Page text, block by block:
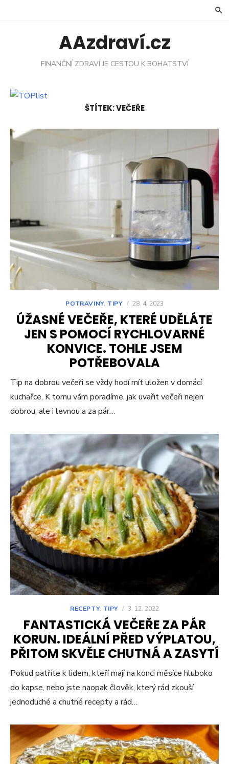
AAzdraví.cz
FINANČNÍ ZDRAVÍ JE CESTOU K BOHATSTVÍ
ŠTÍTEK:VEČEŘE
POTRAVINY, TIPY / 28. 4. 2023
ÚŽASNÉ VEČEŘE, KTERÉ UDĚLÁTE
JEN S POMOCÍ RYCHLOVARNÉ
KONVICE. TOHLE JSEM
POTŘEBOVALA
Tip na dobrou večeři se vždy hodí mít uložen v domácí
kuchařce. K tomu vám poradíme, jak uvařit večeři nejen
dobrou, ale i levnou a za pár…
RECEPTY, TIPY / 3. 12. 2022
FANTASTICKÁ VEČEŘE ZA PÁR
KORUN. IDEÁLNÍ PŘED VÝPLATOU,
PŘITOM SKVĚLE CHUTNÁ A ZASYTÍ
Pokud patříte k lidem, kteří mají na konci měsíce hluboko
do kapse, nebo jste naopak člověk, který rád zkouší
jednoduché a chutné recepty a rád…